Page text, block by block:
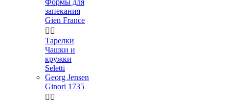
Формы для
запекания
Gien France
 
Тарелки
Чашки и
кружки
Seletti
Georg Jensen
Ginori 1735
 